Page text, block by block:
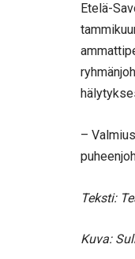
Etelä-
–
Teksti:
Kuva: